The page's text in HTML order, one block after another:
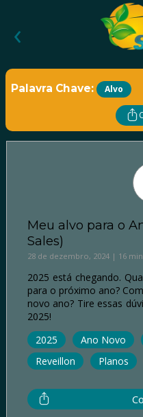
‹
Palavra Chave: Alvo
Meu alvo para o
Sales)
28 de dezembro, 2024 | 16 min
2025 está chegando.
para o próximo ano?
novo ano? Tire essas
2025!
2025
Ano Novo
Reveillon
Planos